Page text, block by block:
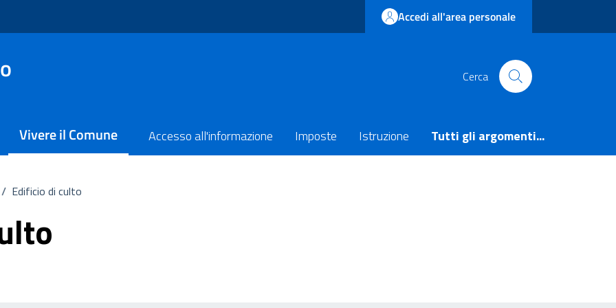
Accedi all'area personale
Cerca
Vivere il Comune Accesso all'informazione Imposte Istruzione Tutti gli argomenti...
/ Edificio di culto